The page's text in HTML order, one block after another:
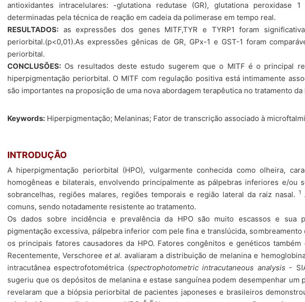
antioxidantes intracelulares: -glutationa redutase (GR), glutationa peroxidase
determinadas pela técnica de reação em cadeia da polimerase em tempo real.
RESULTADOS: as expressões dos genes MITF,TYR e TYRP1 foram
periorbital.(p<0,01).As expressões gênicas de GR, GPx-1 e GST-1 foram
periorbital.
CONCLUSÕES: Os resultados deste estudo sugerem que o MITF é o principal
hiperpigmentação periorbital. O MITF com regulação positiva está intimamente
são importantes na proposição de uma nova abordagem terapêutica no tratamento
Keywords: Hiperpigmentação; Melaninas; Fator de transcrição associado à
INTRODUÇÃO
A hiperpigmentação periorbital (HPO), vulgarmente conhecida como olheira,
homogêneas e bilaterais, envolvendo principalmente as pálpebras inferiores e/ou
sobrancelhas, regiões malares, regiões temporais e região lateral da raiz nasal. 1
comuns, sendo notadamente resistente ao tratamento.
Os dados sobre incidência e prevalência da HPO são muito escassos e sua
pigmentação excessiva, pálpebra inferior com pele fina e translúcida,
os principais fatores causadores da HPO. Fatores congênitos e genéticos
Recentemente, Verschoreeet al. avaliaram a distribuição de melanina e
intracutânea espectrofotométrica (spectrophotometric intracutaneous analysis -
sugeriu que os depósitos de melanina e estase sanguínea podem desempenhar um
revelaram que a biópsia periorbital de pacientes japoneses e brasileiros